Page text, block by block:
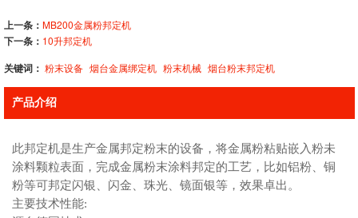
上一条： MB200金属粉邦定机
下一条： 10升邦定机
关键词： 粉末设备 烟台金属绑定机 粉末机械 烟台粉末邦定机
产品介绍
此邦定机是生产金属邦定粉末的设备，将金属粉粘贴嵌入粉未
涂料颗粒表面，完成金属粉末涂料邦定的工艺，比如铝粉、铜
粉等可邦定闪银、闪金、珠光、镜面银等，效果卓出。
主要技术性能: